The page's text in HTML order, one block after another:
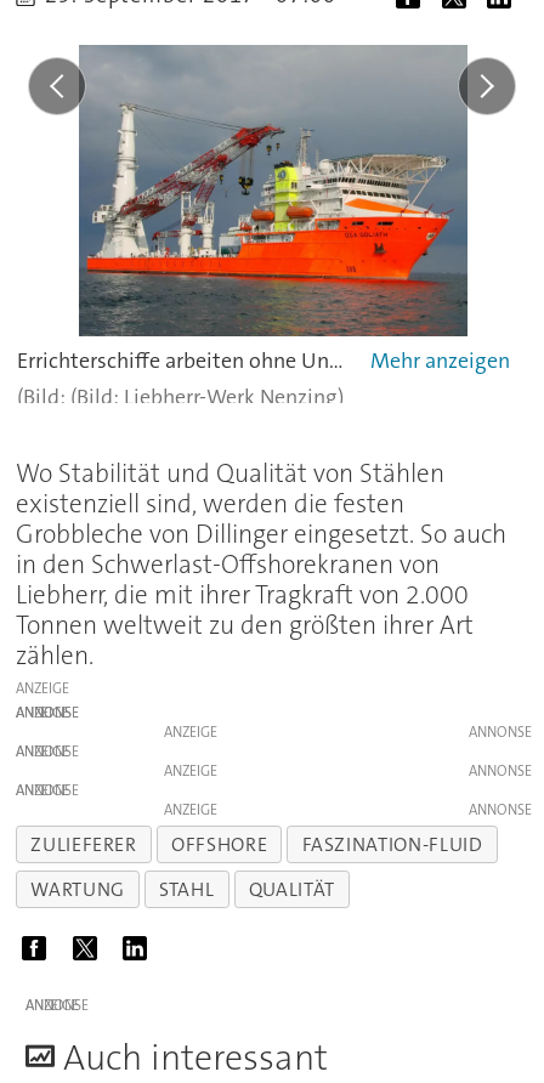
Errichterschiffe arbeiten ohne Unterbrechung mehrere Monate auf dem Meer am Auf-, Um- oder Abbau von Offshore-Plattformen oder montieren Offshore-Windanlagen. Mit 180 Metern Länge, 32 Metern Breite und 25.812 BRZ zählen die OSA Goliath und ihr Schwesterschiff, die Sampson, zu den weltweit größten Schwerlastschiffen dieser Art. Insgesamt drei Krane kommen an Bord zum Einsatz – neben dem Schwerlastkran MTC 78000 von Liebherr mit einer maximalen Traglast von 2.000 Tonnen noch zwei weitere mit 100 Tonnen und 70 Tonnen Hebekraft.
(Bild: Liebherr-Werk Nenzing)
Wo Stabilität und Qualität von Stählen
existenziell sind, werden die festen
Grobbleche von Dillinger eingesetzt. So auch
in den Schwerlast-Offshorekranen von
Liebherr, die mit ihrer Tragkraft von 2.000
Tonnen weltweit zu den größten ihrer Art
zählen.
ANZEIGE
ANZEIGE
ANZEIGE
ANZEIGE
ANZEIGE
ANZEIGE
ANZEIGE
ZULIEFERER OFFSHORE
FASZINATION-FLUID
WARTUNG
STAHL QUALITÄT
ANZEIGE
Auch interessant